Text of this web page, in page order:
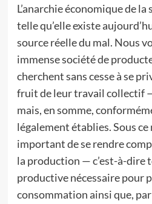
L’anarchie économique de
telle qu’elle existe
source réelle du mal. Nous
immense société de
cherchent sans cesse à se
fruit de leur travail collectif
mais, en somme,
légalement établies. Sous
important de se rendre
la production — c’est-à-dire
productive nécessaire pour
consommation ainsi que,